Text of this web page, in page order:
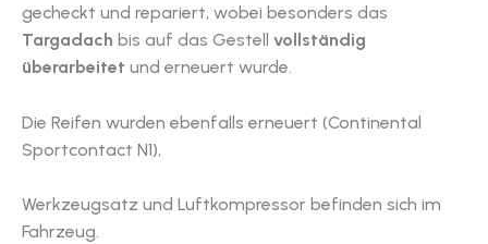
gecheckt und repariert, wobei besonders das
Targadach bis auf das Gestell vollständig
überarbeitet und erneuert wurde.
Die Reifen wurden ebenfalls erneuert (Continental
Sportcontact N1),
Werkzeugsatz und Luftkompressor befinden sich im
Fahrzeug.